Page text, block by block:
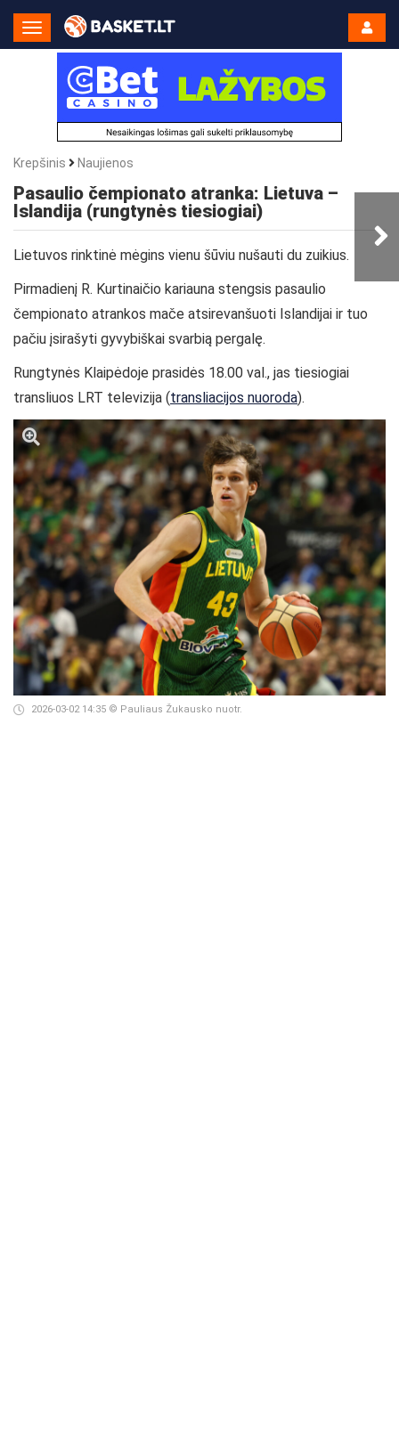
Toggle
Navigation
Krepšinis Naujienos
Pasaulio čempionato atranka: Lietuva –
Islandija (rungtynės tiesiogiai)
Lietuvos rinktinė mėgins vienu šūviu nušauti du zuikius.
Pirmadienį R. Kurtinaičio kariauna stengsis pasaulio
čempionato atrankos mače atsirevanšuoti Islandijai ir tuo
pačiu įsirašyti gyvybiškai svarbią pergalę.
Rungtynės Klaipėdoje prasidės 18.00 val., jas tiesiogiai
transliuos LRT televizija (transliacijos nuoroda).
2026-03-02 14:35 © Pauliaus Žukausko nuotr.